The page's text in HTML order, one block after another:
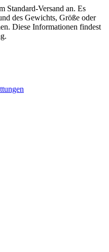
Standard-Versand an. Es
des Gewichts, Größe oder
Diese Informationen findest